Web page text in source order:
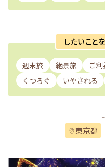
したいこと
週末旅 絶景旅 ご利
くつろぐ
いやされる
東京都